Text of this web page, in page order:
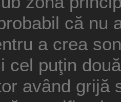
că nu
a crea
cel puţin
având grijă